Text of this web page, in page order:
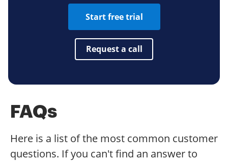
Start free trial
Request a call
FAQs
Here is a list of the most common customer
questions. If you can't find an answer to